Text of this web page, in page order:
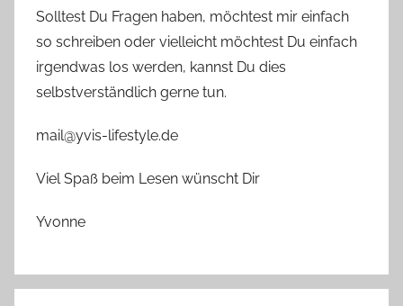
Solltest Du Fragen haben, möchtest mir einfach
so schreiben oder vielleicht möchtest Du einfach
irgendwas los werden, kannst Du dies
selbstverständlich gerne tun.
mail@yvis-lifestyle.de
Viel Spaß beim Lesen wünscht Dir
Yvonne